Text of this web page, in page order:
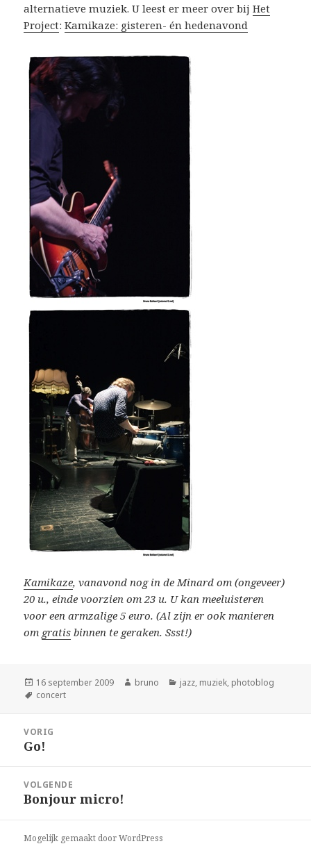
alternatieve muziek. U leest er meer over bijHet
Project:Kamikaze: gisteren- én hedenavond
Kamikaze, vanavond nog in de Minard om (ongeveer)
20 u., einde voorzien om 23 u. U kan meeluisteren
voor een armzalige 5 euro. (Al zijn er ook manieren
om gratis binnen te geraken. Ssst!)
Geplaatst
op
16 september 2009 Auteur
bruno Categorieën
jazz, muziek, photoblog
Tags
concert
navigatie
VORIG
Vorig
Go!
VOLGENDE
Volgend
Bonjour micro!
Mogelijk gemaakt door WordPress